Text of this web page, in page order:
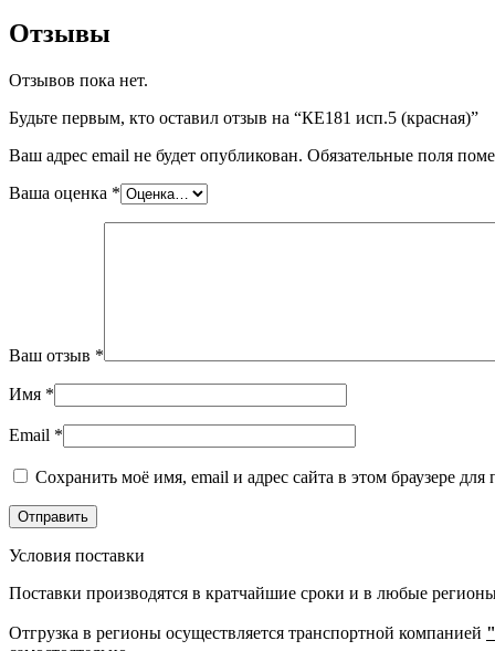
Отзывы
Отзывов пока нет.
Будьте первым, кто оставил отзыв на “КЕ181 исп.5 (красная)”
Ваш адрес email не будет опубликован. Обязательные поля
Ваша оценка *
Ваш отзыв *
Имя *
Email *
Сохранить моё имя, email и адрес сайта в этом браузере
Условия поставки
Поставки производятся в кратчайшие сроки и в любые
Отгрузка в регионы осуществляется транспортной компанией